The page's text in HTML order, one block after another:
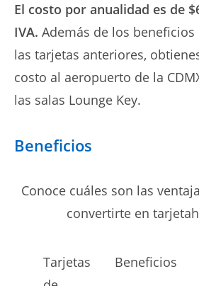
El costo por anualidad es de
IVA. Además de los
las tarjetas anteriores,
costo al aeropuerto de la
las salas Lounge Key.
Beneficios
Conoce cuáles son las
convertirte en
Tarjetas
Beneficios